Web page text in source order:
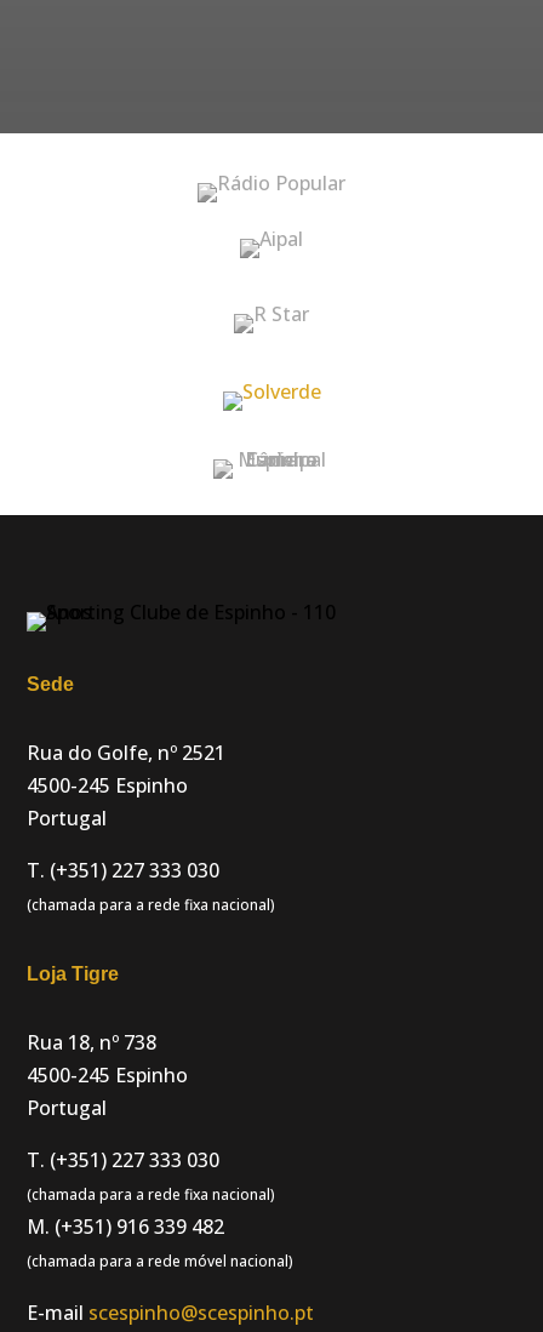
Sede
Rua do Golfe, nº 2521
4500-245 Espinho
Portugal
T. (+351) 227 333 030
(chamada para a rede fixa nacional)
Loja Tigre
Rua 18, nº 738
4500-245 Espinho
Portugal
T. (+351) 227 333 030
(chamada para a rede fixa nacional)
M. (+351) 916 339 482
(chamada para a rede móvel nacional)
E-mail scespinho@scespinho.pt